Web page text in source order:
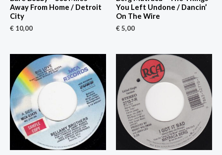
Away From Home / Detroit
City
€ 10,00
You Left Undone / Dancin’
On The Wire
€5,00